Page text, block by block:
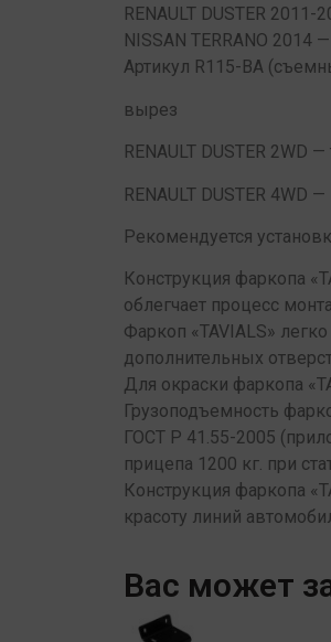
RENAULT DUSTER 2011-
NISSAN TERRANO 2014
Артикул R115-BА
вырез
RENAULT DUSTER 2WD —
RENAULT DUSTER 4WD
Рекомендуется
Конструкция фаркопа
облегчает процесс
Фаркоп «TAVIALS»
дополнительных
Для окраски фаркопа
Грузоподъемность
ГОСТ Р 41.55-2005
прицепа 1200 кг. при
Конструкция фаркопа
красоту линий
Вас может